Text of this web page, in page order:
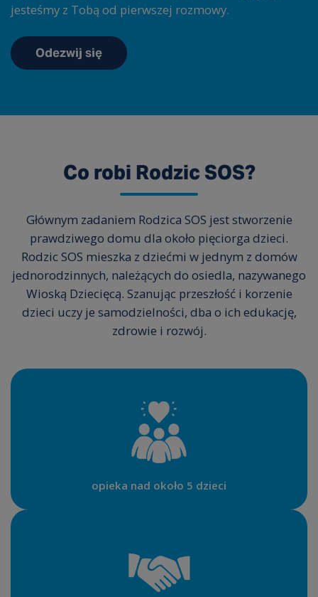
jesteśmy z Tobą od pierwszej rozmowy.
Odezwij się
Co robi Rodzic SOS?
Głównym zadaniem Rodzica SOS jest stworzenie
prawdziwego domu dla około pięciorga dzieci.
Rodzic SOS mieszka z dziećmi w jednym z domów
jednorodzinnych, należących do osiedla, nazywanego
Wioską Dziecięcą. Szanując przeszłość i korzenie
dzieci uczy je samodzielności, dba o ich edukację,
zdrowie i rozwój.
opieka nad około 5 dzieci